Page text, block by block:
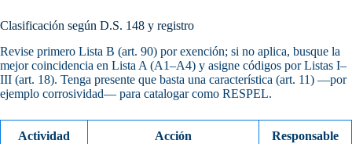
Clasificación según D.S. 148 y registro
Revise primero Lista B (art. 90) por exención; si no aplica, busque la
mejor coincidencia en Lista A (A1–A4) y asigne códigos por Listas I–
III (art. 18). Tenga presente que basta una característica (art. 11) —por
ejemplo corrosividad— para catalogar como RESPEL.
Actividad Acción Responsable